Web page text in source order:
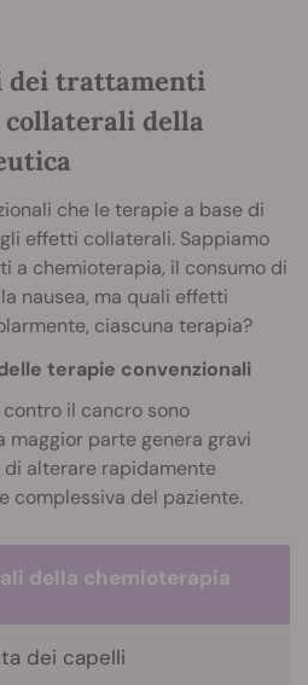
dei trattamenti
della
che le terapie a base di
effetti collaterali. Sappiamo
a chemioterapia, il consumo di
nausea, ma quali effetti
ciascuna terapia?
terapie convenzionali
il cancro sono
maggior parte genera gravi
alterare rapidamente
complessiva del paziente.
della chemioterapia
dei capelli